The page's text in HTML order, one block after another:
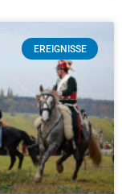
EREIGNISSE